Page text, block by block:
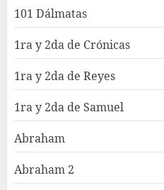
101 Dálmatas
1ra y 2da de Crónicas
1ra y 2da de Reyes
1ra y 2da de Samuel
Abraham
Abraham 2